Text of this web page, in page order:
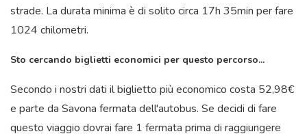
strade. La durata minima è di solito circa 17h 35min per fare
1024 chilometri.
Sto cercando biglietti economici per questo percorso...
Secondo i nostri dati il ​​biglietto più economico costa 52,98€
e parte da Savona fermata dell'autobus. Se decidi di fare
questo viaggio dovrai fare 1 fermata prima di raggiungere